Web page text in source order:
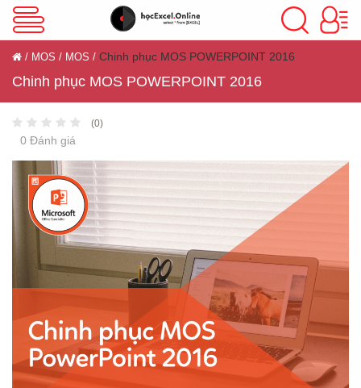
VBA Excel
Excel Cơ Bản
Excel Nâng Cao
Excel Kế Toán
MOS MOS Chinh phục MOS POWERPOINT 2016
Chinh phục MOS POWERPOINT 2016
(0)
0 Đánh giá